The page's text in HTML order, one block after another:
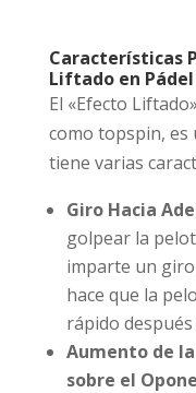
Características
Liftado en Pádel
El «Efecto
como topspin, es
tiene varias
Giro Hacia
golpear la
imparte un giro
hace que la
rápido
Aumento de
sobre el